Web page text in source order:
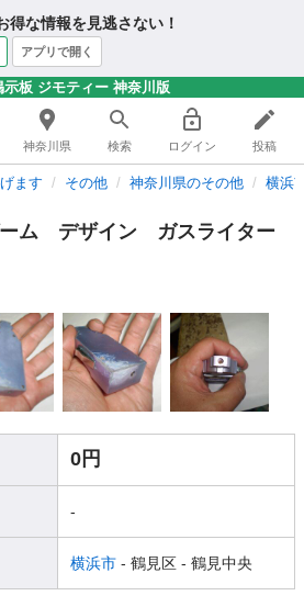
得な情報を見逃さない！
アプリで開く
示板 ジモティー 神奈川版
神奈川県 検索 ログイン 投稿
ます その他 神奈川県のその他 横浜
ーム デザイン ガスライター
0円
-
横浜市 - 鶴見区 - 鶴見中央